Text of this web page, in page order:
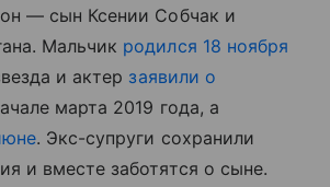
— сын Ксении Собчак и
Мальчик родился 18 ноября
и актер заявили о
марта 2019 года, а
. Экс-супруги сохранили
и вместе заботятся о сыне.